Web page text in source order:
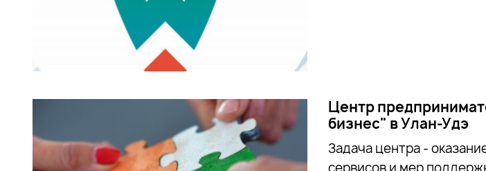
Центр
бизнес" в Улан-Удэ
Задача центра -